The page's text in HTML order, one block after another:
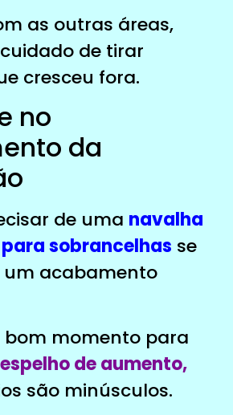
as outras áreas,
de tirar
cresceu fora.
no
da
de uma navalha
sobrancelhas se
um acabamento
bom momento para
espelho de aumento,
são minúsculos.